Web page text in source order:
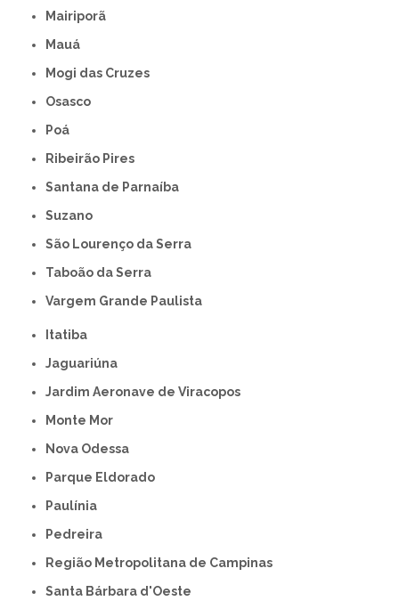
Mairiporã
Mauá
Mogi das Cruzes
Osasco
Poá
Ribeirão Pires
Santana de Parnaíba
Suzano
São Lourenço da Serra
Taboão da Serra
Vargem Grande Paulista
Itatiba
Jaguariúna
Jardim Aeronave de Viracopos
Monte Mor
Nova Odessa
Parque Eldorado
Paulínia
Pedreira
Região Metropolitana de Campinas
Santa Bárbara d'Oeste